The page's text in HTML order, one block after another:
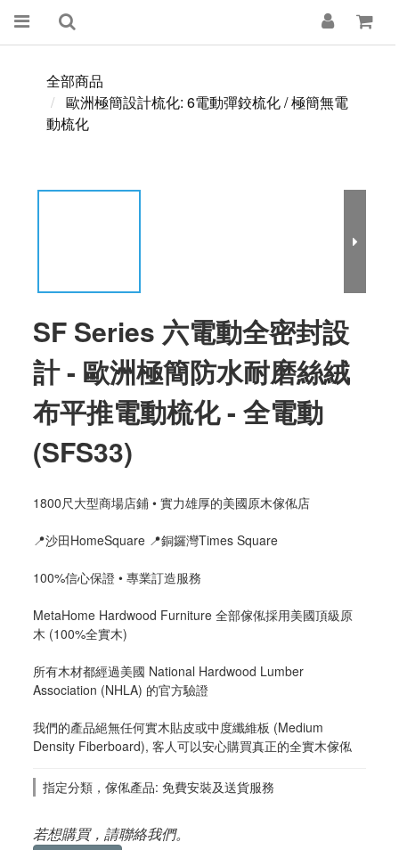
全部商品
歐洲極簡設計梳化: 6電動彈鉸梳化 / 極簡無電
動梳化
SF Series 六電動全密封設
計 - 歐洲極簡防水耐磨絲絨
布平推電動梳化 - 全電動
(SFS33)
1800尺大型商場店鋪 • 實力雄厚的美國原木傢俬店
📍沙田HomeSquare 📍銅鑼灣Times Square
100%信心保證 • 專業訂造服務
MetaHome Hardwood Furniture 全部傢俬採用美國頂級原
木 (100%全實木)
所有木材都經過美國 National Hardwood Lumber
Association (NHLA) 的官方驗證
我們的產品絕無任何實木貼皮或中度纖維板 (Medium
Density Fiberboard), 客人可以安心購買真正的全實木傢俬
指定分類，傢俬產品: 免費安裝及送貨服務
若想購買，請聯絡我們。